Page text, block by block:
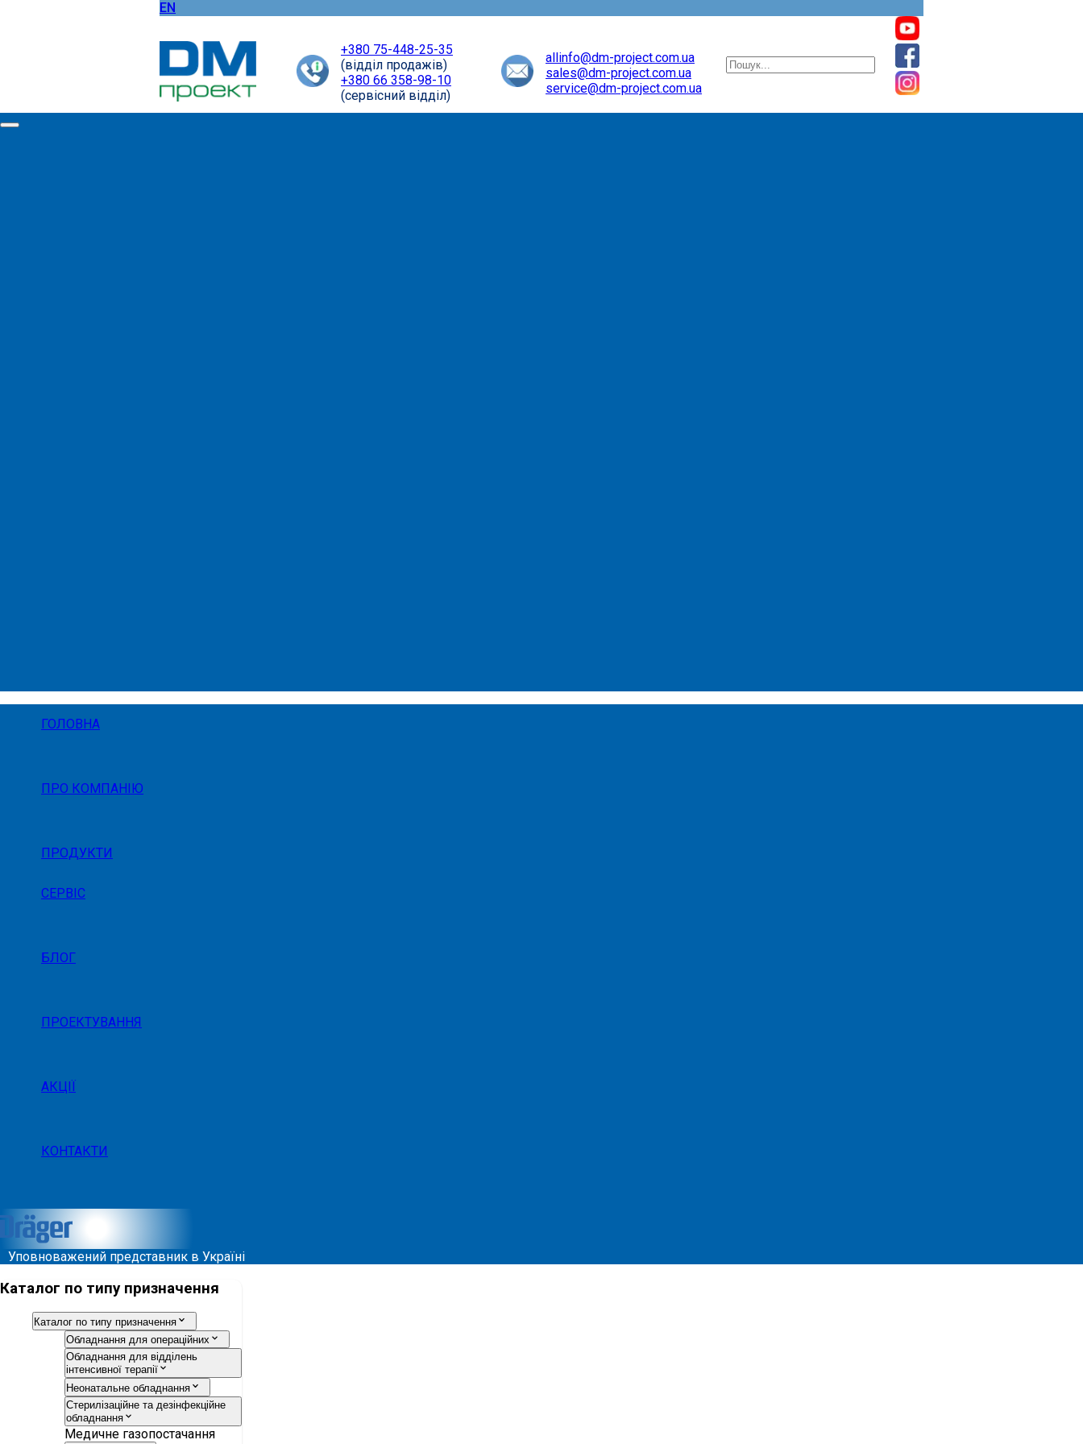
EN
+380 75-448-25-35
(відділ продажів)
+380 66 358-98-10
(cервісний відділ)
allinfo@dm-project.com.ua
sales@dm-project.com.ua
service@dm-project.com.ua
ГОЛОВНА
ПРО КОМПАНІЮ
ПРОДУКТИ
СЕРВІС
БЛОГ
ПРОЕКТУВАННЯ
АКЦІЇ
КОНТАКТИ
Уповноважений представник в Україні
Каталог по типу призначення
Каталог по типу призначення
Обладнання для операційних
Обладнання для відділень
інтенсивної терапії
Неонатальне обладнання
Стерилізаційне та дезінфекційне
обладнання
Медичне газопостачання